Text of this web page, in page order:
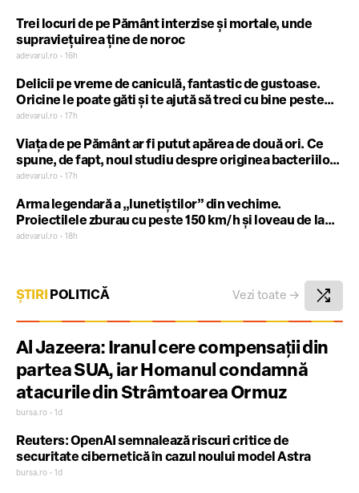
Trei locuri de pe Pământ interzise și mortale, unde
supraviețuirea ține de noroc
adevarul.ro • 16h
Delicii pe vreme de caniculă, fantastic de gustoase.
Oricine le poate găti și te ajută să treci cu bine peste
zilele foarte călduroase
adevarul.ro • 17h
Viața de pe Pământ ar fi putut apărea de două ori. Ce
spune, de fapt, noul studiu despre originea bacteriilor
și arheelor
adevarul.ro • 17h
Arma legendară a „lunetiștilor” din vechime.
Proiectilele zburau cu peste 150 km/h și loveau de la
peste 100 de metri
adevarul.ro • 18h
ȘTIRI POLITICĂ Vezi toate → shuffle
Al Jazeera: Iranul cere compensaţii din
partea SUA, iar Homanul condamnă
atacurile din Strâmtoarea Ormuz
bursa.ro • 1d
Reuters: OpenAI semnalează riscuri critice de
securitate cibernetică în cazul noului model Astra
bursa.ro • 1d